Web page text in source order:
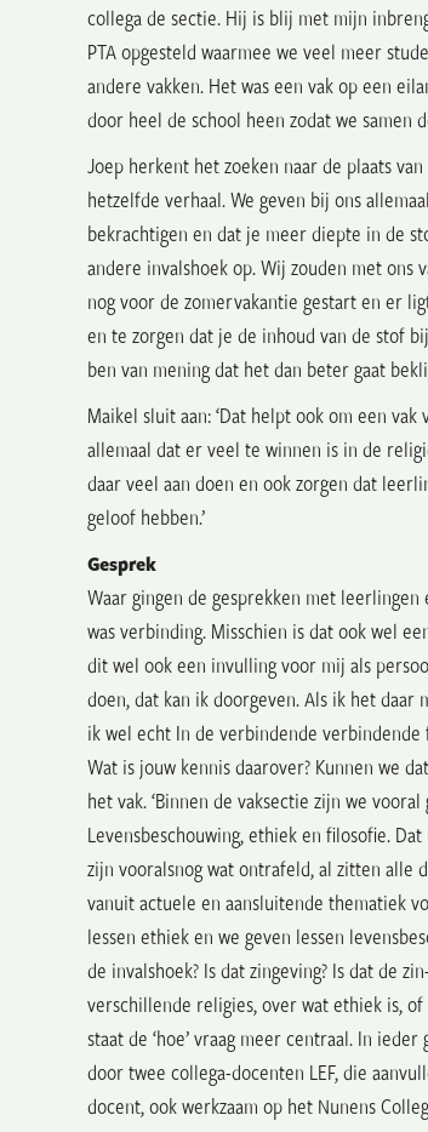
collega de sectie. Hij is blij met mijn
PTA opgesteld waarmee we veel meer
andere vakken. Het was een vak op een
door heel de school heen zodat we samen
Joep herkent het zoeken naar de plaats
hetzelfde verhaal. We geven bij ons
bekrachtigen en dat je meer diepte in de
andere invalshoek op. Wij zouden met
nog voor de zomervakantie gestart en er
en te zorgen dat je de inhoud van de stof
ben van mening dat het dan beter gaat
Maikel sluit aan: ‘Dat helpt ook om een
allemaal dat er veel te winnen is in de
daar veel aan doen en ook zorgen dat
geloof hebben.’
Gesprek
Waar gingen de gesprekken met leerlingen
was verbinding. Misschien is dat ook wel
dit wel ook een invulling voor mij als
doen, dat kan ik doorgeven. Als ik het daar
ik wel echt In de verbindende verbindende
Wat is jouw kennis daarover? Kunnen we
het vak. ‘Binnen de vaksectie zijn we
Levensbeschouwing, ethiek en filosofie.
zijn vooralsnog wat ontrafeld, al zitten alle
vanuit actuele en aansluitende thematiek
lessen ethiek en we geven lessen
de invalshoek? Is dat zingeving? Is dat de
verschillende religies, over wat ethiek is,
staat de ‘hoe’ vraag meer centraal. In
door twee collega-docenten LEF, die
docent, ook werkzaam op het Nunens